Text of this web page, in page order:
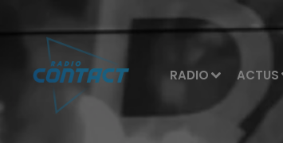
RADIO ACTUS